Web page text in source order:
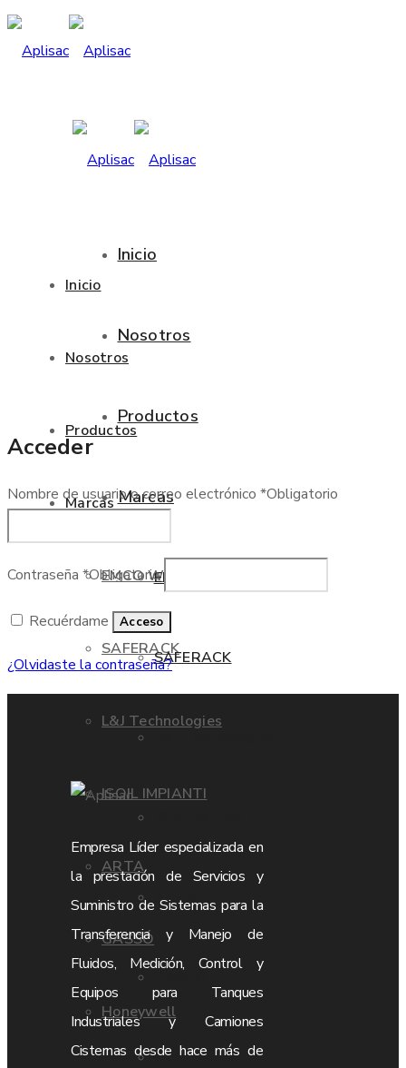
Inicio
Nosotros
Productos
Marcas
EMCO WHEATON
SAFERACK
L&J Technologies
ISOIL IMPIANTI
ARTA
GASSÓ
Honeywell
Inicio
Nosotros
Productos
Marcas
EMCO WHEATON
SAFERACK
ARTA
Honeywell
Acceder
Nombre de usuario o correo electrónico *Obligatorio
Contraseña *Obligatorio
Recuérdame Acceso
¿Olvidaste la contraseña?
Empresa Líder especializada en
la prestación de Servicios y
Suministro de Sistemas para la
Transferencia y Manejo de
Fluidos, Medición, Control y
Equipos para Tanques
Industriales y Camiones
Cisternas desde hace más de